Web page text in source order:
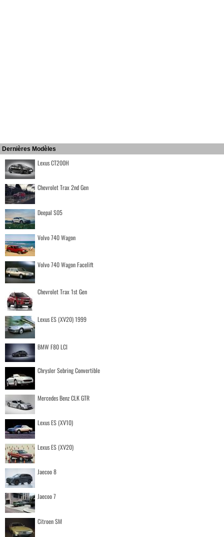
Dernières Modèles
Lexus CT200H
Chevrolet Trax 2nd Gen
Deepal S05
Volvo 740 Wagon
Volvo 740 Wagon Facelift
Chevrolet Trax 1st Gen
Lexus ES (XV20) 1999
BMW F80 LCI
Chrysler Sebring Convertible
Mercedes Benz CLK GTR
Lexus ES (XV10)
Lexus ES (XV20)
Jaecoo 8
Jaecoo 7
Citroen SM